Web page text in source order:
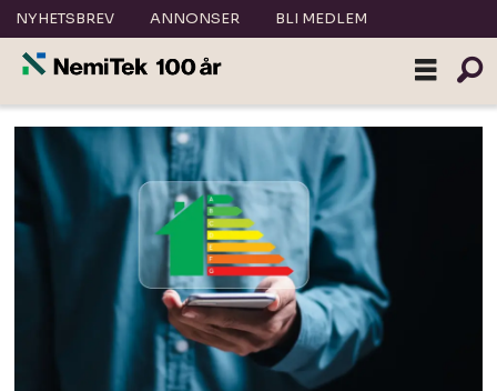
NYHETSBREV ANNONSER BLI MEDLEM